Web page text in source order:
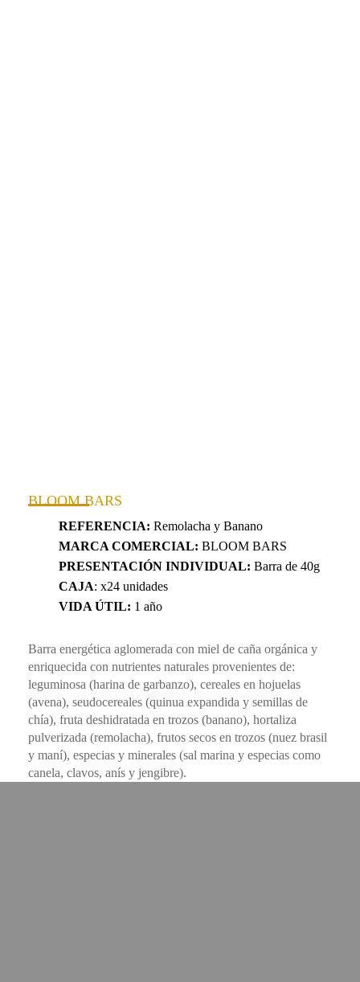
BLOOM BARS
REFERENCIA: Remolacha y Banano
MARCA COMERCIAL: BLOOM BARS
PRESENTACIÓN INDIVIDUAL: Barra de 40g
CAJA: x24 unidades
VIDA ÚTIL: 1 año
Barra energética aglomerada con miel de caña orgánica y
enriquecida con nutrientes naturales provenientes de:
leguminosa (harina de garbanzo), cereales en hojuelas
(avena), seudocereales (quinua expandida y semillas de
chía), fruta deshidratada en trozos (banano), hortaliza
pulverizada (remolacha), frutos secos en trozos (nuez brasil
y maní), especias y minerales (sal marina y especias como
canela, clavos, anís y jengibre).